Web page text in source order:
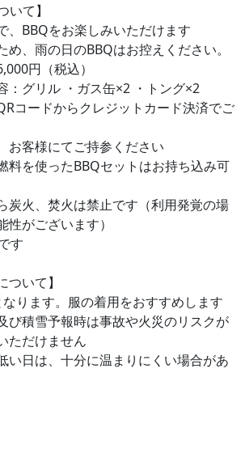
いて】
、BBQをお楽しみいただけます
め、雨の日のBBQはお控えください。
円（税込）
：グリル ・ガス缶×2 ・トング×2
コードからクレジットカード決済でご
お客様にてご持参ください
料を使ったBBQセットはお持ち込み可
炭火、焚火は禁止です（利用発覚の場
がございます）
す
ついて】
なります。服の着用をおすすめします
び積雪予報時は事故や火災のリスクが
ただけません
い日は、十分に温まりにくい場合があ